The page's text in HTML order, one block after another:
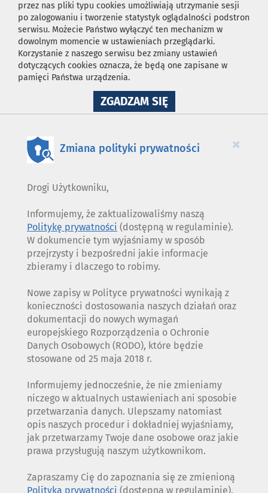
przez nas pliki typu cookies umożliwiają utrzymanie sesji
po zalogowaniu i tworzenie statystyk oglądalności podstron
serwisu. Możecie Państwo wyłączyć ten mechanizm w
dowolnym momencie w ustawieniach przeglądarki.
Korzystanie z naszego serwisu bez zmiany ustawień
dotyczących cookies oznacza, że będą one zapisane w
pamięci Państwa urządzenia.
ZGADZAM SIĘNA
WYKORZYSTANIE
×
Zmiana polityki prywatności
Drogi Użytkowniku,
Informujemy, że zaktualizowaliśmy naszą
Politykę prywatności (dostępną w regulaminie).
W dokumencie tym wyjaśniamy w sposób
przejrzysty i bezpośredni jakie informacje
zbieramy i dlaczego to robimy.
Nowe zapisy w Polityce prywatności wynikają z
konieczności dostosowania naszych działań oraz
dokumentacji do nowych wymagań
europejskiego Rozporządzenia o Ochronie
Danych Osobowych (RODO), które będzie
stosowane od 25 maja 2018 r.
Informujemy jednocześnie, że nie zmieniamy
niczego w aktualnych ustawieniach ani sposobie
przetwarzania danych. Ulepszamy natomiast
opis naszych procedur i dokładniej wyjaśniamy,
jak przetwarzamy Twoje dane osobowe oraz jakie
prawa przysługują naszym użytkownikom.
Zapraszamy Cię do zapoznania się ze zmienioną
Polityką prywatności (dostępną w regulaminie).